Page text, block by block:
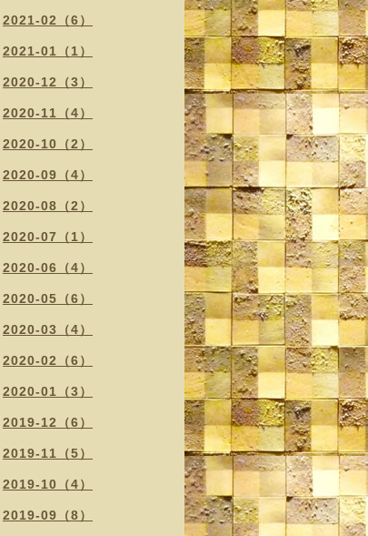
2021-02（6）
2021-01（1）
2020-12（3）
2020-11（4）
2020-10（2）
2020-09（4）
2020-08（2）
2020-07（1）
2020-06（4）
2020-05（6）
2020-03（4）
2020-02（6）
2020-01（3）
2019-12（6）
2019-11（5）
2019-10（4）
2019-09（8）